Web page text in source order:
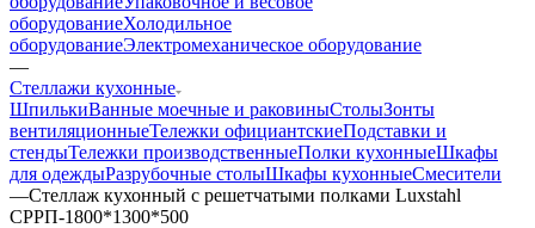
оборудованиеХолодильное
оборудованиеЭлектромеханическое оборудование
—
Стеллажи кухонные
ШпилькиВанные моечные и раковиныСтолыЗонты
вентиляционныеТележки официантскиеПодставки и
стендыТележки производственныеПолки кухонныеШкафы
для одеждыРазрубочные столыШкафы кухонныеСмесители
—Стеллаж кухонный с решетчатыми полками Luxstahl
СРРП-1800*1300*500